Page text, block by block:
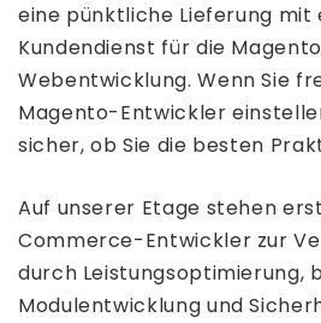
eine pünktliche Lieferung mit
Kundendienst für die
Webentwicklung. Wenn Sie
Magento-Entwickler
sicher, ob Sie die besten
Auf unserer Etage stehen
Commerce-Entwickler zur
durch Leistungsoptimierung,
Modulentwicklung und